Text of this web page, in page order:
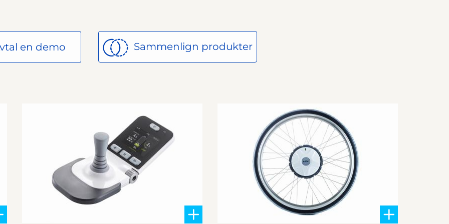
en demo Sammenlign produkter